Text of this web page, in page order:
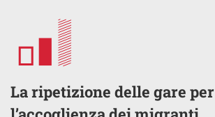
La ripetizione delle gare per